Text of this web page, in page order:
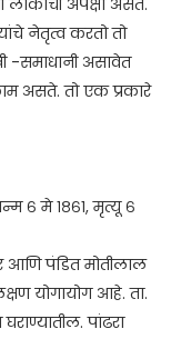
अपेक्षा असते.
नेतृत्व करतो तो
-समाधानी असावेत
असते. तो एक प्रकारे
६ मे १८६१, मृत्यू ६
आणि पंडित मोतीलाल
योगायोग आहे. ता.
पांढरा